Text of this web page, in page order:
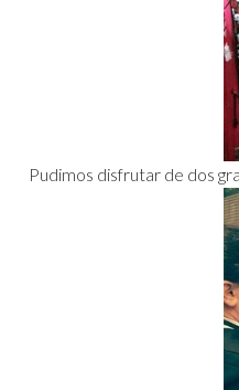
Pudimos disfrutar de dos